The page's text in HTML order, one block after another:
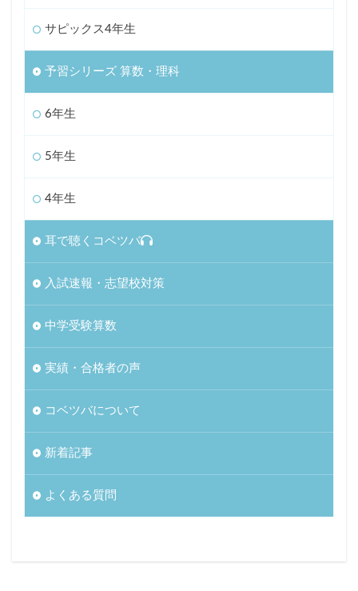
サピックス4年生
予習シリーズ 算数・理科
6年生
5年生
4年生
耳で聴くコベツバ
入試速報・志望校対策
中学受験算数
実績・合格者の声
コベツバについて
新着記事
よくある質問